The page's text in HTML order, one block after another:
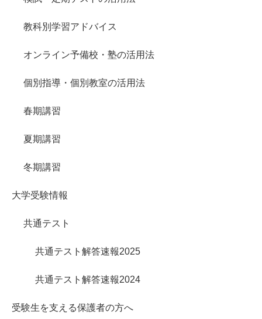
教科別学習アドバイス
オンライン予備校・塾の活用法
個別指導・個別教室の活用法
春期講習
夏期講習
冬期講習
大学受験情報
共通テスト
共通テスト解答速報2025
共通テスト解答速報2024
受験生を支える保護者の方へ